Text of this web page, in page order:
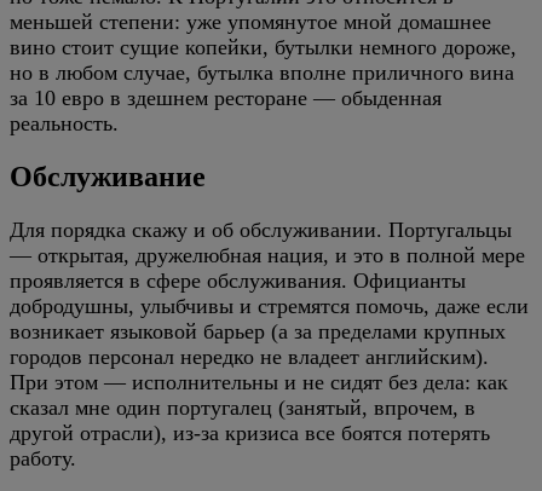
меньшей степени: уже упомянутое мной домашнее
вино стоит сущие копейки, бутылки немного дороже,
но в любом случае, бутылка вполне приличного вина
за 10 евро в здешнем ресторане — обыденная
реальность.
Обслуживание
Для порядка скажу и об обслуживании. Португальцы
— открытая, дружелюбная нация, и это в полной мере
проявляется в сфере обслуживания. Официанты
добродушны, улыбчивы и стремятся помочь, даже если
возникает языковой барьер (а за пределами крупных
городов персонал нередко не владеет английским).
При этом — исполнительны и не сидят без дела: как
сказал мне один португалец (занятый, впрочем, в
другой отрасли), из-за кризиса все боятся потерять
работу.